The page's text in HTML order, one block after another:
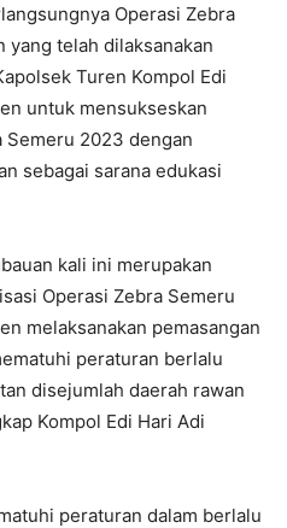
Operasi Zebra
yang telah dilaksanakan
Turen Kompol Edi
untuk mensukseskan
Semeru 2023 dengan
sebagai sarana edukasi
kali ini merupakan
Operasi Zebra Semeru
melaksanakan pemasangan
peraturan berlalu
disejumlah daerah rawan
Kompol Edi Hari Adi
peraturan dalam berlalu